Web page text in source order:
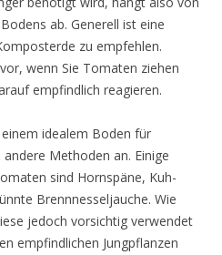
ab. Generell ist eine
zu empfehlen.
wenn Sie Tomaten ziehen
empfindlich reagieren.
idealem Boden für
Methoden an. Einige
sind Hornspäne, Kuh-
Brennnesseljauche. Wie
jedoch vorsichtig verwendet
empfindlichen Jungpflanzen